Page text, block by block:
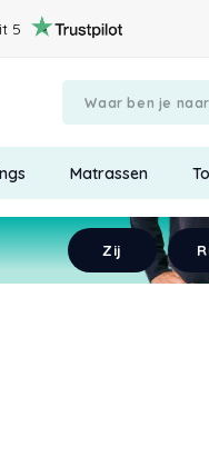
5
Matrassen
Zij
Verstuur
Begin met chatten